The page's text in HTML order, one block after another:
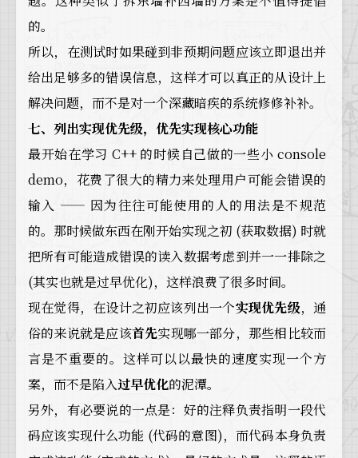
的。
所以，在测试时如果碰到非预期问题应该立即退出并
给出足够多的错误信息，这样才可以真正的从设计上
解决问题，而不是对一个深藏暗疾的系统修修补补。
七、列出实现优先级，优先实现核心功能
最开始在学习 C++ 的时候自己做的一些小 console
demo，花费了很大的精力来处理用户可能会错误的
输入 —— 因为往往可能使用的人的用法是不规范
的。那时候做东西在刚开始实现之初 (获取数据) 时就
把所有可能造成错误的读入数据考虑到并一一排除之
(其实也就是过早优化)，这样浪费了很多时间。
现在觉得，在设计之初应该列出一个实现优先级，通
俗的来说就是应该首先实现哪一部分，那些相比较而
言是不重要的。这样可以以最快的速度实现一个方
案，而不是陷入过早优化的泥潭。
另外，有必要说的一点是：好的注释负责指明一段代
码应该实现什么功能 (代码的意图)，而代码本身负责